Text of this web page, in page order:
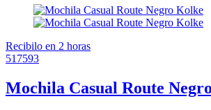
Recibilo en 2 horas
517593
Mochila Casual Route